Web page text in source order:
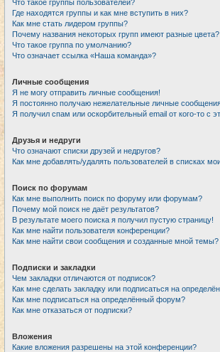
Что такое группы пользователей?
Где находятся группы и как мне вступить в них?
Как мне стать лидером группы?
Почему названия некоторых групп имеют разные цвета?
Что такое группа по умолчанию?
Что означает ссылка «Наша команда»?
Личные сообщения
Я не могу отправить личные сообщения!
Я постоянно получаю нежелательные личные
Я получил спам или оскорбительный email от кого-то с
Друзья и недруги
Что означают списки друзей и недругов?
Как мне добавлять/удалять пользователей в списках
Поиск по форумам
Как мне выполнить поиск по форуму или форумам?
Почему мой поиск не даёт результатов?
В результате моего поиска я получил пустую страницу!
Как мне найти пользователя конференции?
Как мне найти свои сообщения и созданные мной темы?
Подписки и закладки
Чем закладки отличаются от подписок?
Как мне сделать закладку или подписаться на
Как мне подписаться на определённый форум?
Как мне отказаться от подписки?
Вложения
Какие вложения разрешены на этой конференции?